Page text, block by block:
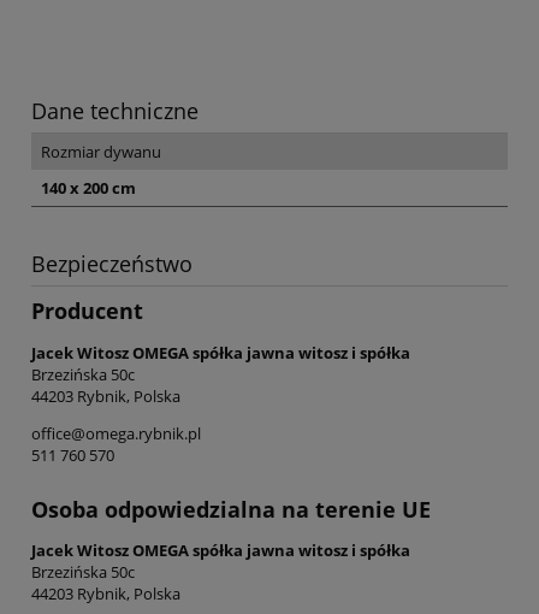
Dane techniczne
Rozmiar dywanu
140 x 200 cm
Bezpieczeństwo
Producent
Jacek Witosz OMEGA spółka jawna witosz i spółka
Brzezińska 50c
44203 Rybnik, Polska
office@omega.rybnik.pl
511 760 570
Osoba odpowiedzialna na terenie UE
Jacek Witosz OMEGA spółka jawna witosz i spółka
Brzezińska 50c
44203 Rybnik, Polska